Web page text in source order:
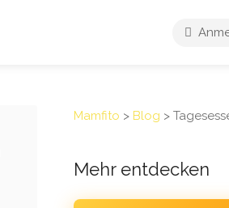
Mamfito > Blog >
Mehr entdecken